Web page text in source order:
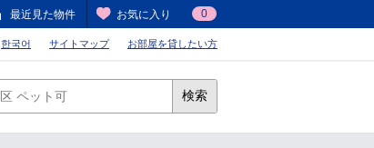
最近見た物件 お気に入り 0
한국어 サイトマップ お部屋を貸したい方
検索